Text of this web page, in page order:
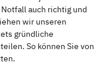
Mittelfranken
auch richtig und
wir unseren
gründliche
So können Sie von